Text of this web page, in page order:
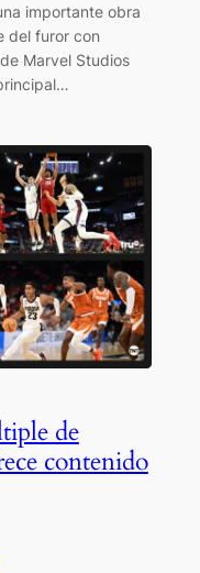
importante obra
del furor con
Marvel Studios
de
contenido